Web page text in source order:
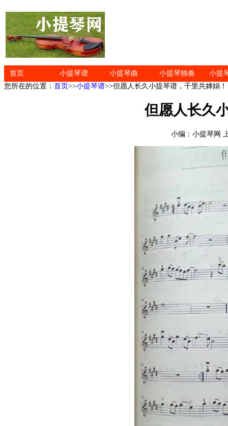
首页 小提琴谱 小提琴曲 小提琴独奏
小提
您所在的位置： 首页>>小提琴谱>>但愿人长久小提琴谱，千里共婵娟！
但愿人长久
小编：小提琴网